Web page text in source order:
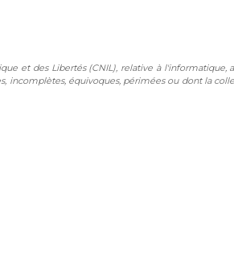
et des Libertés (CNIL), relative à
incomplètes, équivoques, périmées ou dont la